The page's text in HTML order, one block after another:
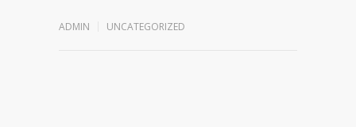
ADMIN UNCATEGORIZED